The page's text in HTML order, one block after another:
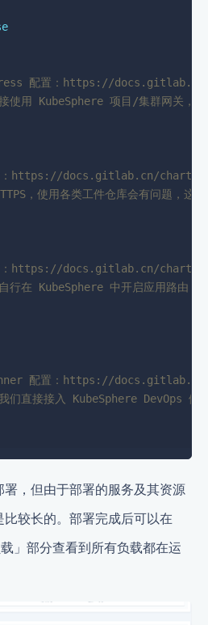
配置：https://
使用 KubeSphere 项目/集群网关，
件：https://docs.gitlab.cn/
，使用各类工件仓库会有问题，这
：https://docs.gitlab.cn/
行在 KubeSphere 中开启应用路由，
配置：https://
们直接接入 KubeSphere DevOps
，但由于部署的服务及其资源
较长的。部署完成后可以在
」部分查看到所有负载都在运